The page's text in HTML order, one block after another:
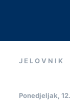
J E L O V N I K
Ponedjeljak,